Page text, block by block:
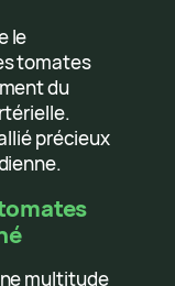
le
tomates
du
précieux
multitude